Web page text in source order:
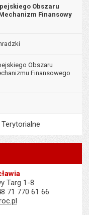
Obszaru
Finansowy
Obszaru
Finansowego
Targ 1-8
71 770 61 66